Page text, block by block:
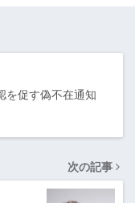
促す偽不在通知
次の記事